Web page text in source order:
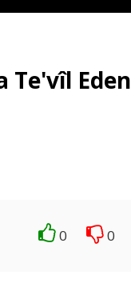
Te'vîl Eden
0 0